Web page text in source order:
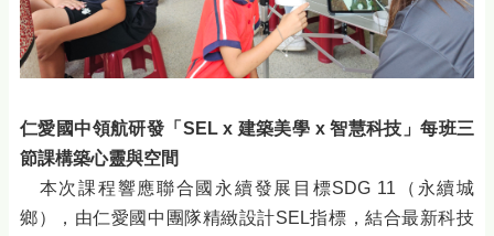
仁愛國中領航研發「SEL x 建築美學 x 智慧科技」每班三
節課構築心靈與空間
本次課程響應聯合國永續發展目標SDG 11（永續城
鄉），由仁愛國中團隊精緻設計SEL指標，結合最新科技